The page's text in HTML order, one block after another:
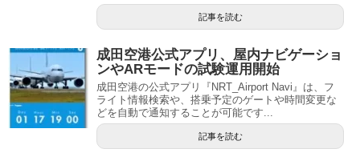
記事を読む
成田空港公式アプリ、屋内ナビゲーショ
ンやARモードの試験運用開始
成田空港の公式アプリ『NRT_Airport Navi』は、フ
ライト情報検索や、搭乗予定のゲートや時間変更な
どを自動で通知することが可能です...
記事を読む